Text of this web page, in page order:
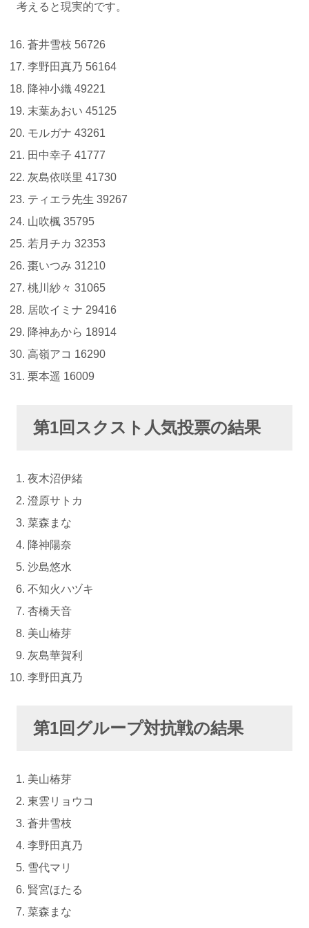
考えると現実的です。
蒼井雪枝 56726
李野田真乃 56164
降神小織 49221
末葉あおい 45125
モルガナ 43261
田中幸子 41777
灰島依咲里 41730
ティエラ先生 39267
山吹楓 35795
若月チカ 32353
棗いつみ 31210
桃川紗々 31065
居吹イミナ 29416
降神あから 18914
高嶺アコ 16290
栗本遥 16009
第1回スクスト人気投票の結果
夜木沼伊緒
澄原サトカ
菜森まな
降神陽奈
沙島悠水
不知火ハヅキ
杏橋天音
美山椿芽
灰島華賀利
李野田真乃
第1回グループ対抗戦の結果
美山椿芽
東雲リョウコ
蒼井雪枝
李野田真乃
雪代マリ
賢宮ほたる
菜森まな